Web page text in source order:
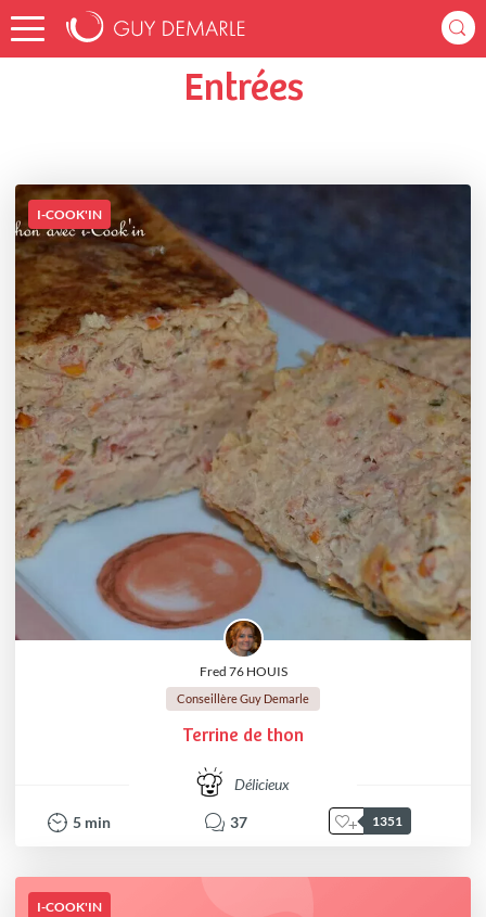
Accueil natyves Listes de favoris
Entrées
I-COOK'IN
Fred 76 HOUIS
Conseillère Guy Demarle
Terrine de thon
Délicieux
5 min 37 1351
I-COOK'IN